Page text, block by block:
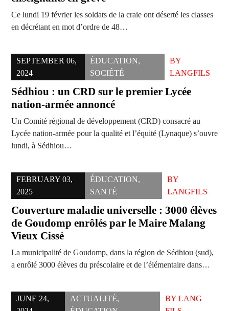
Ce lundi 19 février les soldats de la craie ont déserté les classes
en décrétant en mot d’ordre de 48…
SEPTEMBER 06,
2024
ÉDUCATION,
SOCIÉTÉ
BY
LANGFILS
Sédhiou : un CRD sur le premier Lycée
nation-armée annoncé
Un Comité régional de développement (CRD) consacré au
Lycée nation-armée pour la qualité et l’équité (Lynaque) s’ouvre
lundi, à Sédhiou…
FEBRUARY 03,
2025
ÉDUCATION,
SANTÉ
BY
LANGFILS
Couverture maladie universelle : 3000 élèves
de Goudomp enrôlés par le Maire Malang
Vieux Cissé
La municipalité de Goudomp, dans la région de Sédhiou (sud),
a enrôlé 3000 élèves du préscolaire et de l’élémentaire dans…
JUNE 24,
ACTUALITÉ,
BY LANG